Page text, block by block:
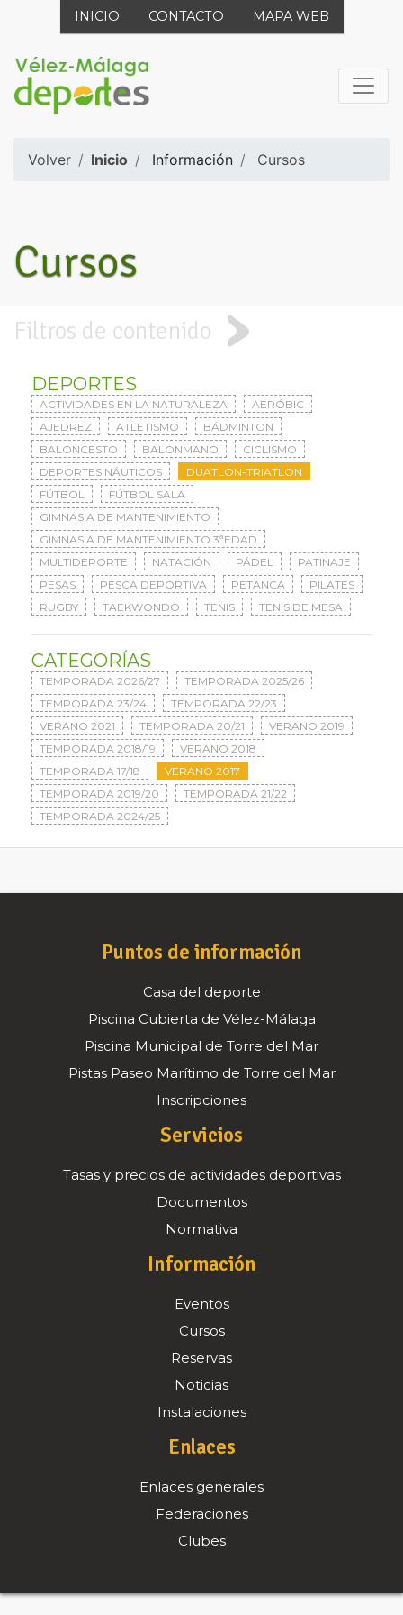
INICIO CONTACTO MAPA WEB
Volver Inicio Información Cursos
Cursos
Filtros de contenido
DEPORTES
ACTIVIDADES EN LA NATURALEZA
AERÓBIC
AJEDREZ
ATLETISMO
BÁDMINTON
BALONCESTO
BALONMANO
CICLISMO
DEPORTES NÁUTICOS
DUATLON-TRIATLON
FÚTBOL
FÚTBOL SALA
GIMNASIA DE MANTENIMIENTO
GIMNASIA DE MANTENIMIENTO 3ªEDAD
MULTIDEPORTE
NATACIÓN PÁDEL
PATINAJE
PESAS
PESCA DEPORTIVA PETANCA
PILATES
RUGBY
TAEKWONDO TENIS TENIS DE MESA
CATEGORÍAS
TEMPORADA 2026/27
TEMPORADA 2025/26
TEMPORADA 23/24
TEMPORADA 22/23
VERANO 2021
TEMPORADA 20/21
VERANO 2019
TEMPORADA 2018/19
VERANO 2018
TEMPORADA 17/18
VERANO 2017
TEMPORADA 2019/20
TEMPORADA 21/22
TEMPORADA 2024/25
Puntos de información
Casa del deporte
Piscina Cubierta de Vélez-Málaga
Piscina Municipal de Torre del Mar
Pistas Paseo Marítimo de Torre del Mar
Inscripciones
Servicios
Tasas y precios de actividades deportivas
Documentos
Normativa
Información
Eventos
Cursos
Reservas
Noticias
Instalaciones
Enlaces
Enlaces generales
Federaciones
Clubes